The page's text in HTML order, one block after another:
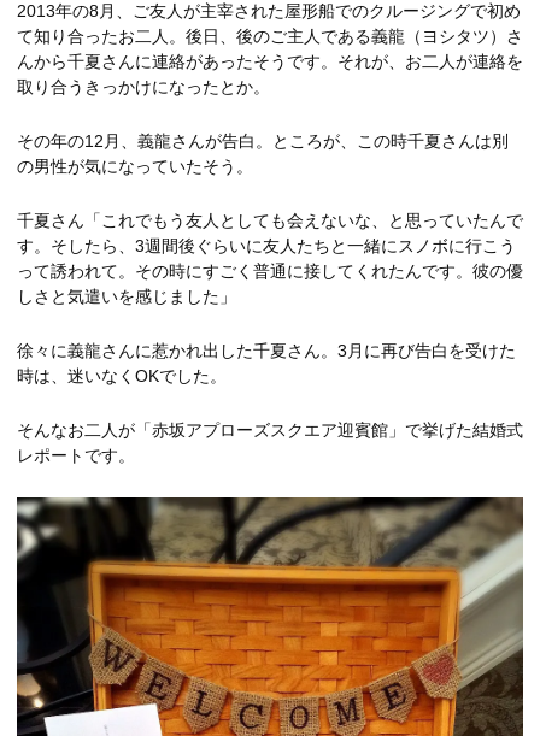
2013年の8月、ご友人が主宰された屋形船でのクルージングで初め
て知り合ったお二人。後日、後のご主人である義龍（ヨシタツ）さ
んから千夏さんに連絡があったそうです。それが、お二人が連絡を
取り合うきっかけになったとか。
その年の12月、義龍さんが告白。ところが、この時千夏さんは別
の男性が気になっていたそう。
千夏さん「これでもう友人としても会えないな、と思っていたんで
す。そしたら、3週間後ぐらいに友人たちと一緒にスノボに行こう
って誘われて。その時にすごく普通に接してくれたんです。彼の優
しさと気遣いを感じました」
徐々に義龍さんに惹かれ出した千夏さん。3月に再び告白を受けた
時は、迷いなくOKでした。
そんなお二人が「赤坂アプローズスクエア迎賓館」で挙げた結婚式
レポートです。